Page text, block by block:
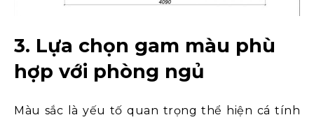
3. Lựa chọn gam màu phù
hợp với phòng ngủ
Màu sắc là yếu tố quan trọng thể hiện cá tính